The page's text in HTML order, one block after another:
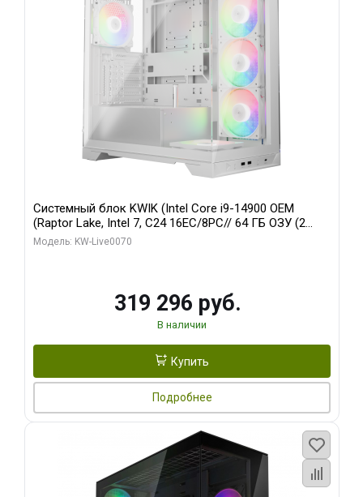
Системный блок KWIK (Intel Core i9-14900 OEM
(Raptor Lake, Intel 7, C24 16EC/8PC// 64 ГБ ОЗУ (2
модуля)/ Gigabyte RTX5080 XTREME WATERFORCE
Модель: KW-Live0070
319 296 руб.
В наличии
Купить
Подробнее